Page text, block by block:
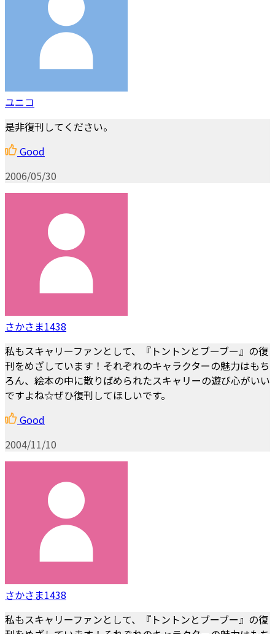
ユニコ
是非復刊してください。
Good
2006/05/30
さかさま1438
私もスキャリーファンとして、『トントンとブーブー』の復
刊をめざしています！それぞれのキャラクターの魅力はもち
ろん、絵本の中に散りばめられたスキャリーの遊び心がいい
ですよね☆ぜひ復刊してほしいです。
Good
2004/11/10
さかさま1438
私もスキャリーファンとして、『トントンとブーブー』の復